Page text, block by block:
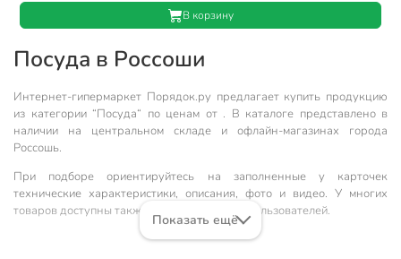
В корзину
Посуда в Россоши
Интернет-гипермаркет Порядок.ру предлагает купить продукцию
из категории “Посуда“ по ценам от . В каталоге представлено в
наличии на центральном складе и офлайн-магазинах города
Россошь.
При подборе ориентируйтесь на заполненные у карточек
технические характеристики, описания, фото и видео. У многих
товаров доступны также рейтинг и отзывы пользователей.
Показать ещё